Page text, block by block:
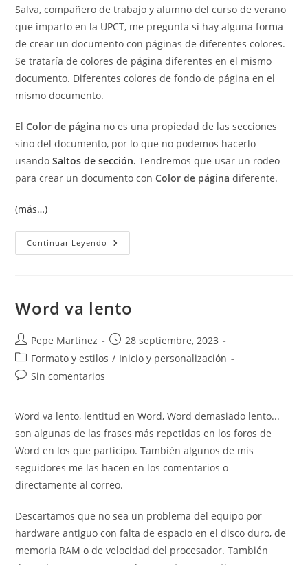
entrada:
entrada:
Salva, compañero de trabajo y alumno del curso de verano
que imparto en la UPCT, me pregunta si hay alguna forma
de crear un documento con páginas de diferentes colores.
Se trataría de colores de página diferentes en el mismo
documento. Diferentes colores de fondo de página en el
mismo documento.
ElColor de página no es una propiedad de las secciones
sino del documento, por lo que no podemos hacerlo
usandoSaltos de sección. Tendremos que usar un rodeo
para crear un documento conColor de página diferente.
(más…)
Continuar Leyendo Color
De
Mismo
Documento
Word va lento
Autor
de
la
entrada:
Pepe Martínez
Publicación
de
28 septiembre, 2023
Categoría
de
Formato y estilos / Inicio y personalización
Comentarios
entrada:
Sin comentarios
Word va lento, lentitud en Word, Word demasiado lento...
son algunas de las frases más repetidas en los foros de
Word en los que participo. También algunos de mis
seguidores me las hacen en los comentarios o
directamente al correo.
Descartamos que no sea un problema del equipo por
hardware antiguo con falta de espacio en el disco duro, de
memoria RAM o de velocidad del procesador. También